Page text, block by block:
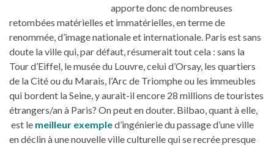
apporte donc de nombreuses
retombées matérielles et immatérielles, en terme de
renommée, d’image nationale et internationale. Paris est sans
doute la ville qui, par défaut, résumerait tout cela : sans la
Tour d’Eiffel, le musée du Louvre, celui d’Orsay, les quartiers
de la Cité ou du Marais, l’Arc de Triomphe ou les immeubles
qui bordent la Seine, y aurait-il encore 28 millions de touristes
étrangers/an à Paris? On peut en douter. Bilbao, quant à elle,
est le meilleur exempled’ingénierie du passage d’une ville
en déclin à une nouvelle ville culturelle qui se recrée presque